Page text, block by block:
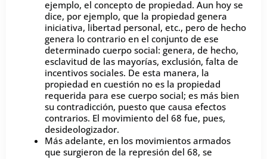
ejemplo, el concepto de propiedad. Aun hoy se
dice, por ejemplo, que la propiedad genera
iniciativa, libertad personal, etc., pero de hecho
genera lo contrario en el conjunto de ese
determinado cuerpo social: genera, de hecho,
esclavitud de las mayorías, exclusión, falta de
incentivos sociales. De esta manera, la
propiedad en cuestión no es la propiedad
requerida para ese cuerpo social; es más bien
su contradicción, puesto que causa efectos
contrarios. El movimiento del 68 fue, pues,
desideologizador.
Más adelante, en los movimientos armados
que surgieron de la represión del 68, se